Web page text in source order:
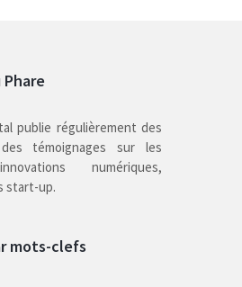
publie régulièrement des
témoignages sur les
numériques,
start-up.
mots-clefs